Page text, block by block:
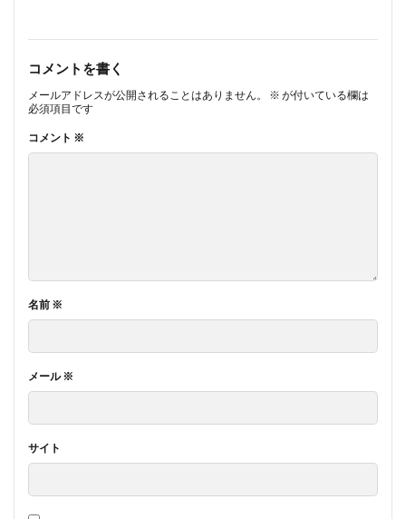
コメントを書く
メールアドレスが公開されることはありません。 ※ が付いている欄は
必須項目です
コメント ※
名前 ※
メール※
サイト